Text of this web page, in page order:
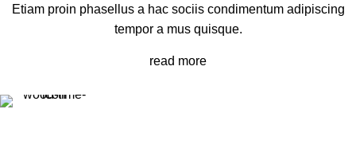
Etiam proin phasellus a hac sociis condimentum adipiscing
tempor a mus quisque.
read more